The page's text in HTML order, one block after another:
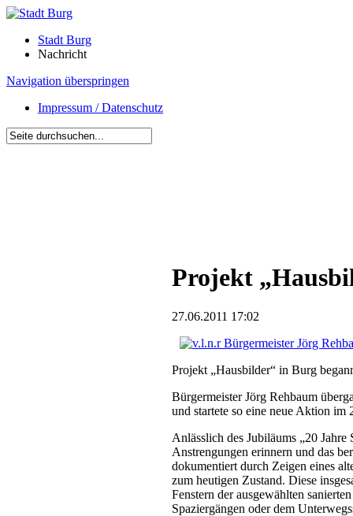
Stadt Burg
Nachricht
Navigation überspringen
Impressum / Datenschutz
Projekt
27.06.2011 17:02
Projekt „Hausbilder“ in Burg
Bürgermeister Jörg Rehbaum
und startete so eine neue Aktion im
Anlässlich des Jubiläums „20
Anstrengungen erinnern und das
dokumentiert durch Zeigen eines
zum heutigen Zustand. Diese
Fenstern der ausgewählten
Spaziergängen oder dem